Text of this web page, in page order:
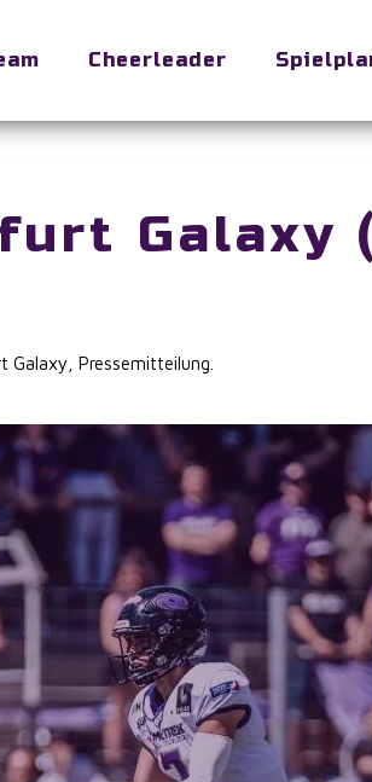
Cheerleader
Galaxy
Galaxy Pressemitteilung